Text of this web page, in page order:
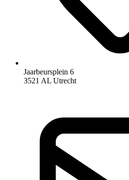
Jaarbeursplein 6
3521 AL Utrecht